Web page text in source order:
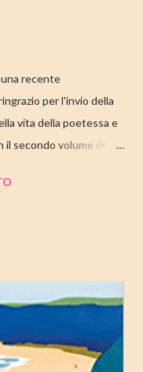
recente
per l'invio della
vita della poetessa e
il secondo volume della
al suo termine.
Dopo "Infanzia", il
grande classico
acclamato a livello
in fretta: costretta ad